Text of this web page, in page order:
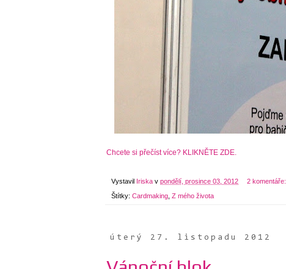
Chcete si přečíst více? KLIKNĚTE ZDE.
Vystavil Iriska v pondělí, prosince 03, 2012 2 komentáře:
Štítky: Cardmaking Z mého života
úterý 27. listopadu 2012